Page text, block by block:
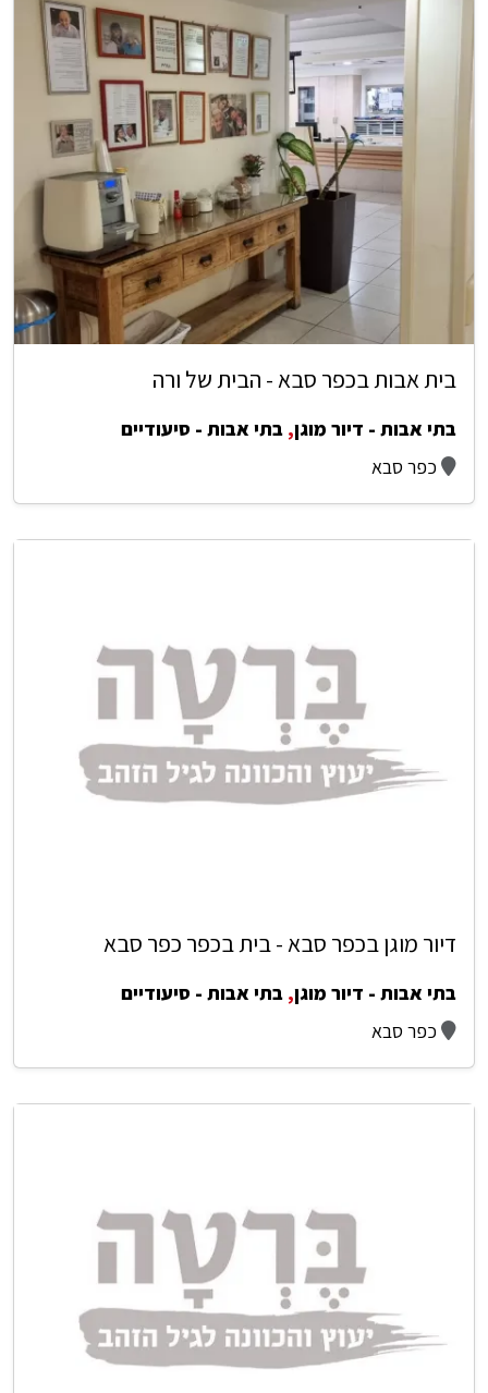
בית אבות בכפר סבא - הבית של ורה
בתי אבות - דיור מוגן, בתי אבות - סיעודיים
כפר סבא
דיור מוגן בכפר סבא - בית בכפר כפר סבא
בתי אבות - דיור מוגן, בתי אבות - סיעודיים
כפר סבא